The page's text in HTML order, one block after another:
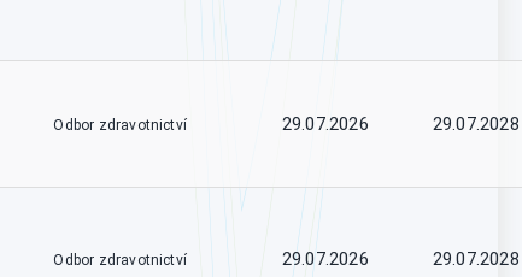
Odbor zdravotnictví 29.07.2026 29.07.2028
Odbor zdravotnictví 29.07.2026 29.07.2028